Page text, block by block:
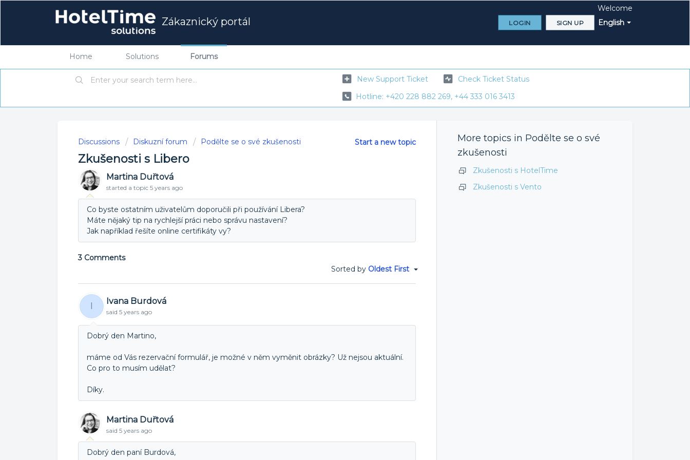
Zákaznický portál English
Welcome
LOGIN SIGN UP
Home Solutions Forums
New Support Ticket
Check Ticket Status
Hotline: +420 228 882 269, +44 333 016 3413
Start a new topic
Discussions Diskuzní forum Podělte se o své zkušenosti
Zkušenosti s Libero
Martina Duřtová
started a topic 5 years ago
Co byste ostatním uživatelům doporučili při používání Libera?
Máte nějaký tip na rychlejší práci nebo správu nastavení?
Jak například řešíte online certifikáty vy?
3 Comments
Sorted by Oldest First
I Ivana Burdová
said 5 years ago
Dobrý den Martino,
máme od Vás rezervační formulář, je možné v něm vyměnit obrázky? Už nejsou aktuální.
Co pro to musím udělat?
Díky.
Martina Duřtová
said 5 years ago
Dobrý den paní Burdová,
More topics in Podělte se o své
zkušenosti
Zkušenosti s HotelTime
Zkušenosti s Vento